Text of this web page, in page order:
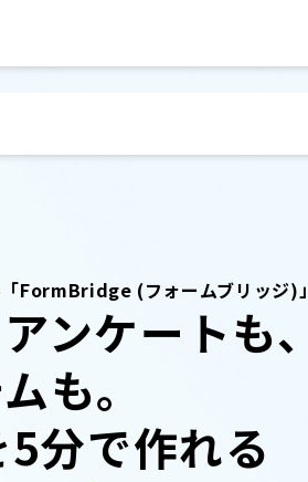
「FormBridge (フォームブリッジ)」
ンケートも、
も。
分で作れる